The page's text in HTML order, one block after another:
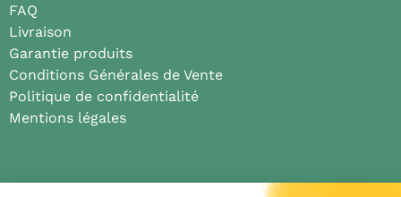
FAQ
Livraison
Garantie produits
Conditions Générales de Vente
Politique de confidentialité
Mentions légales